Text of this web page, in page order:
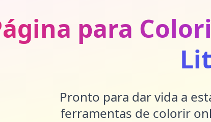
para
Pronto para dar vida a
ferramentas de colorir